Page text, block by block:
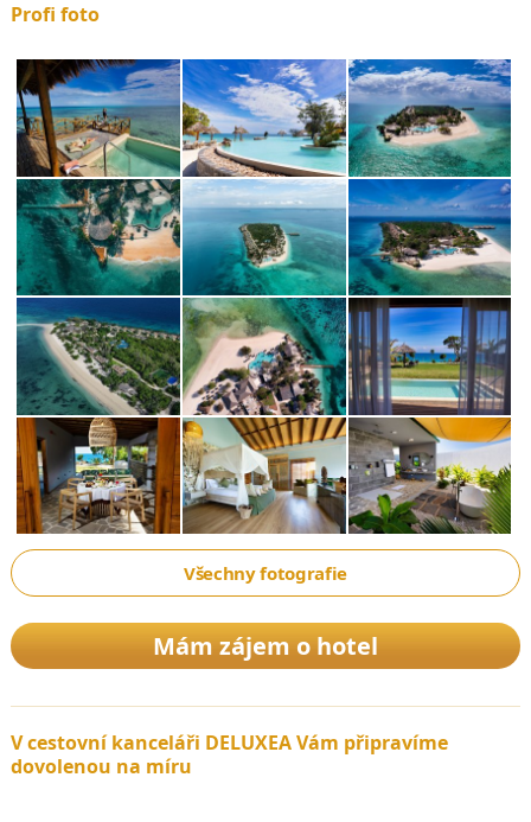
Profi foto
Všechny fotografie
Mám zájem o hotel
V cestovní kanceláři DELUXEA Vám připravíme
dovolenou na míru